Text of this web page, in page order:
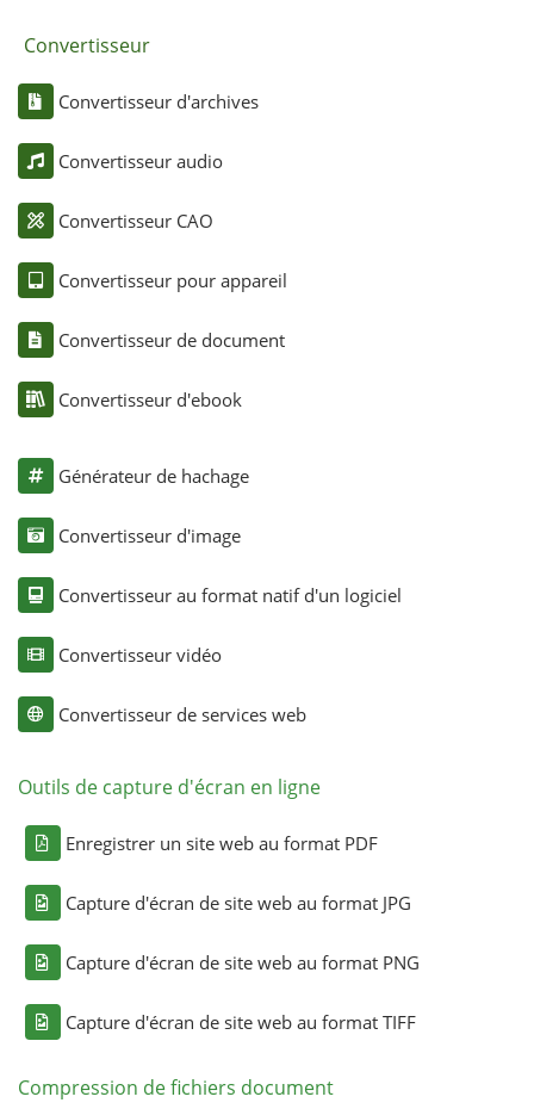
Convertisseur
Convertisseur d'archives
Convertisseur audio
Convertisseur CAO
Convertisseur pour appareil
Convertisseur de document
Convertisseur d'ebook
Générateur de hachage
Convertisseur d'image
Convertisseur au format natif d'un logiciel
Convertisseur vidéo
Convertisseur de services web
Outils de capture d'écran en ligne
Enregistrer un site web au format PDF
Capture d'écran de site web au format JPG
Capture d'écran de site web au format PNG
Capture d'écran de site web au format TIFF
Compression de fichiers document